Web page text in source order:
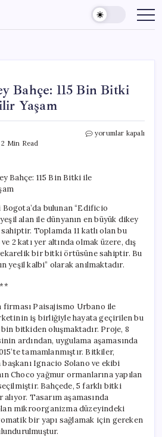
Bahçe: 115 Bin Bitki
Yaşam
2 Min Read
Bogota’da
Sürdürülebilir
Yaşam
için
yorumlar kapalı
Bogota’da bulunan “Edificio
yeşil alan ile dünyanın en büyük dikey
Toplamda 11 katlı olan bu
2 katı yer altında olmak üzere, dış
bir bitki örtüsüne sahiptir. Bu
yeşil kalbi” olarak anılmaktadır.
firması Paisajismo Urbano ile
iş birliğiyle hayata geçirilen bu
bitkiden oluşmaktadır. Proje, 8
ardından, uygulama aşamasında
tamamlanmıştır. Bitkiler,
Ignacio Solano ve ekibi
Choco yağmur ormanlarına yapılan
Bahçede, 5 farklı bitki
Tasarım aşamasında
mikroorganizma düzeyindeki
bir yapı sağlamak için gereken